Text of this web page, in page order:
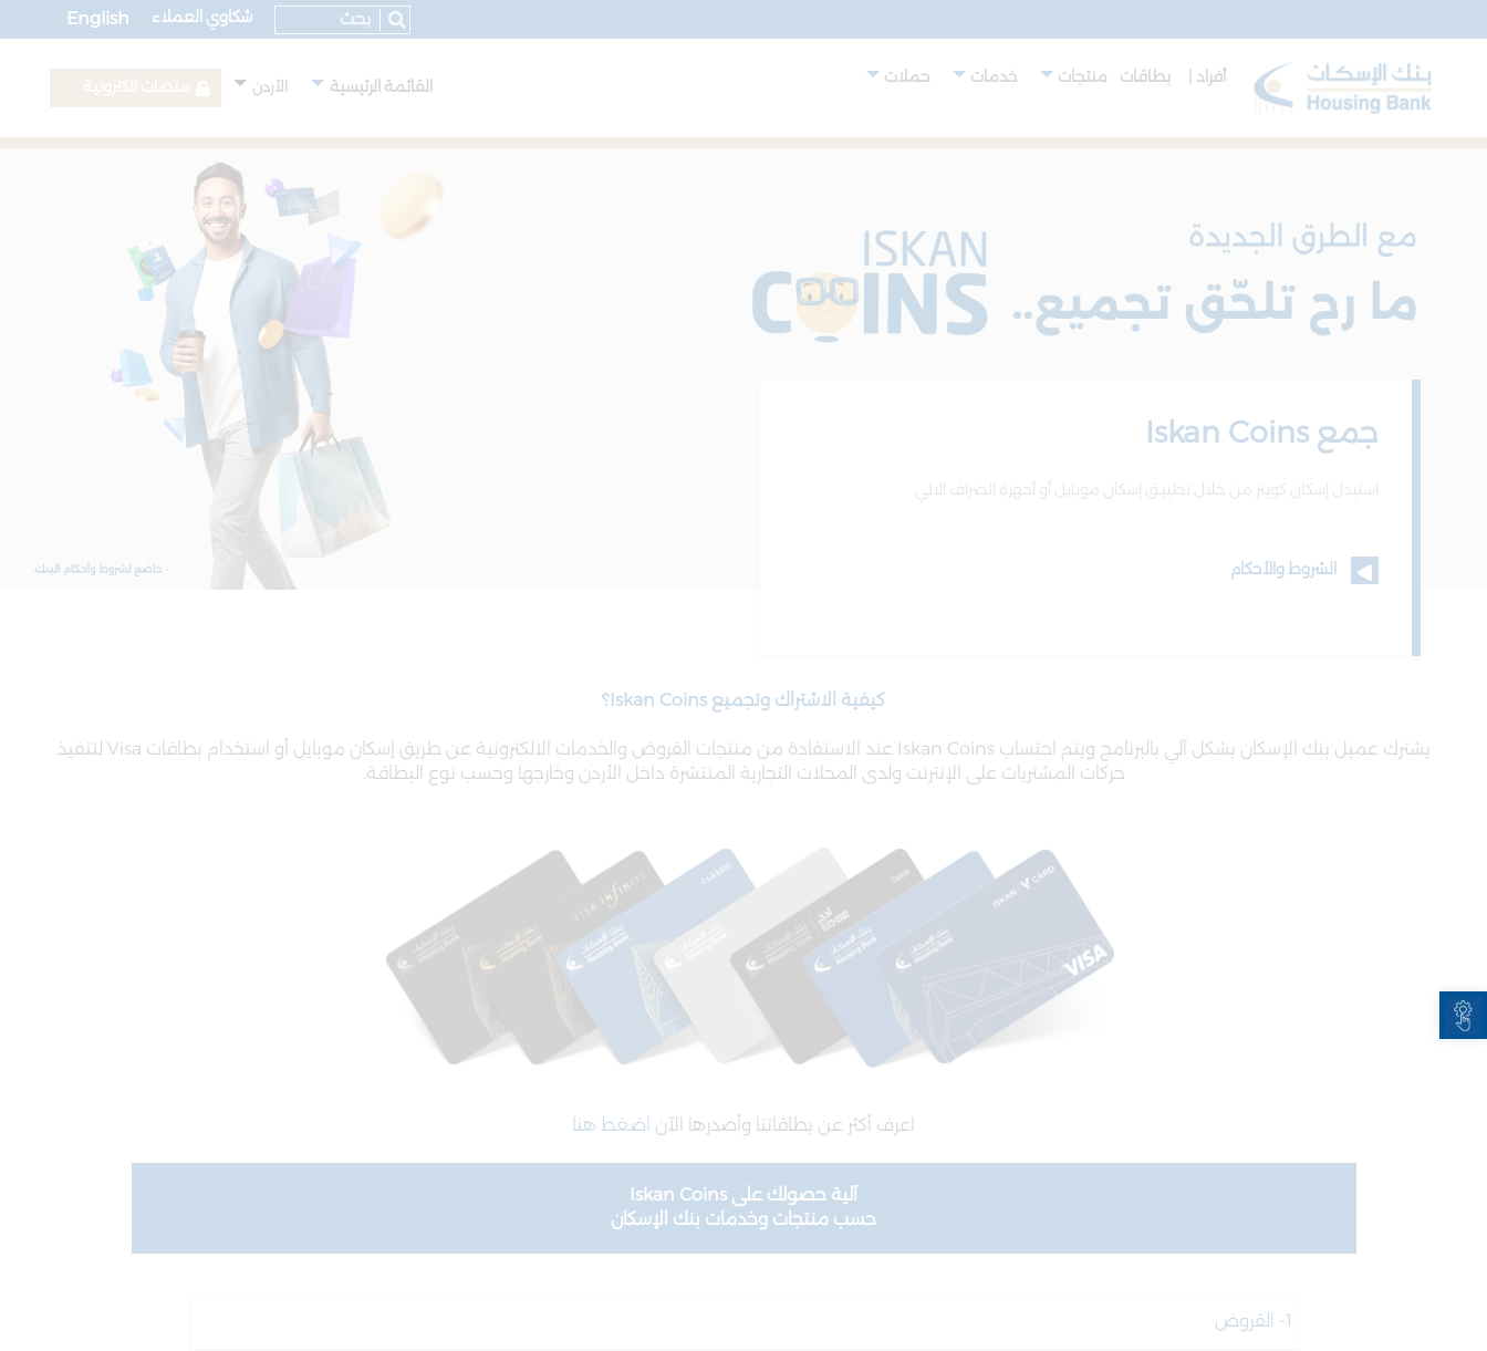
Open toolbar
English شكاوي العملاء
أفراد | بطاقات منتجات خدمات حملات القائمة الرئيسية الأردن
جمع Iskan Coins
استبدل إسكان كوينز من خلال تطبيـق إسكان موبايل أو أجهزة الصراف الالي.
الشروط والأحكام
كيفية الاشتراك وتجميع Iskan Coins؟
يشترك عميل بنك الإسكان بشكل آلي بالبرنامج ويتم احتسابIskan Coins
عند الاستفادة من منتجات القروض والخدمات الالكترونية عن طريق إسكان موبايل أو استخدام بطاقات Visa لتنفيذ
حركات المشتريات على الإنترنت ولدى المحلات التجارية المنتشرة داخل الأردن وخارجها وحسب نوع البطاقة.
اعرف أكثر عن بطاقاتنا وأصدرها الآن اضغط هنا
آلية حصولك على Iskan Coins
حسب منتجات وخدمات بنك الإسكان
1- القروض